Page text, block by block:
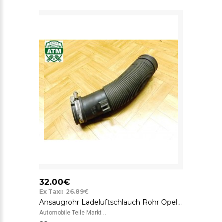
32.00€
Ex Tax:: 26.89€
Ansaugrohr Ladeluftschlauch Rohr Opel Corsa C GM 90572888
Automobile Teile Markt ..